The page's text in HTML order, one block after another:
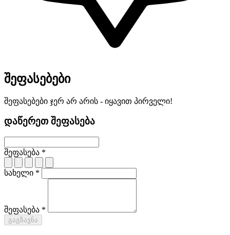
შეფასებები
შეფასებები ჯერ არ არის - იყავით პირველი!
დაწერეთ შეფასება
შეფასება *
სახელი *
შეფასება *
გაგზავნა